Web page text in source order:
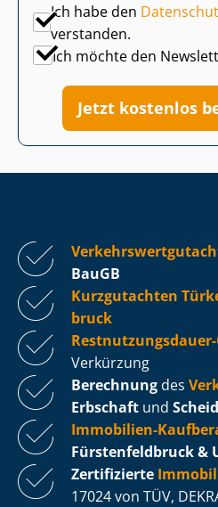
Ich habe den
verstanden.
Ich möchte den
Jetzt kostenlos
BauGB
Kurzgutachten
bruck
Verkürzung
Berechnung des
Erbschaft und
Immobilien-
Fürs­ten­feld­bruck &
Zertifizierte
17024 von TÜV,